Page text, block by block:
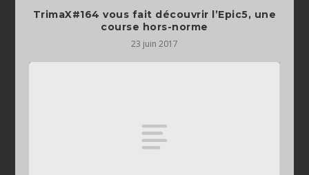
TrimaX#164 vous fait découvrir l’Epic5, une
course hors-norme
23 juin 2017